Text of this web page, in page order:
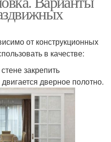
от конструкционных
в качестве:
закрепить
дверное полотно.